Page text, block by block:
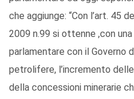
che aggiunge: “Con l’art. 45
2009 n.99 si ottenne ,con
parlamentare con il Governo
petrolifere, l’incremento
della concessioni minerarie